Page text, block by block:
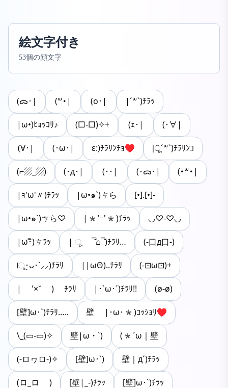
絵文字付き
53個の顔文字
(ᯅ･| (꒳･| (o･| |´꒳`)ﾁﾗｯ
|ω•)ﾋｮｯｺﾘ♪ (□-□)✧+ (ｪ･| (･∀|
(∀･| (･ω･| ε:)ﾁﾗﾘﾝﾁｮ♥ |ू´꒳`)ﾁﾗﾘﾝｺ
(⌐▨_▨) (･д･| (･･| (･ᯅ･| (･꒳･|
|ｮ'ω'〃)ﾁﾗｯ |ω•๑`)ㄘら [•].[•]-
|ω•๑`)ㄘら♡ |*'ｰ'*)ﾁﾗｯ ◡♡-♡◡
|ω･ิ)ㄘﾗｯ | ू ‾᷄⌂‾᷅)ﾁﾗﾘ… (-口д口-)
|ૂ･ᴗ･`⸝⸝)ﾁﾗﾘ ||ωΘ)..ﾁﾗﾘ (-⊡ω⊡)+
| '×˘ ) ﾁﾗﾘ |･`ω･´)ﾁﾗﾘ!! (ø-ø)
[壁]ω･`)ﾁﾗﾘ….. 壁 |･ω･*)ｺｯｼｮﾘ♥
\_(▭-▭)✧ 壁|ω・`) (*´ω｜壁
(-ロヮロ-)✧ [壁]ω･`) 壁｜д´)ﾁﾗｯ
(ロ_ロ ) [壁|_-)ﾁﾗｯ [壁]ω･`)ﾁﾗｯ